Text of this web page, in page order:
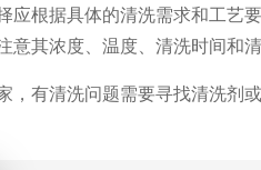
应根据具体的清洗需求和工艺
意其浓度、温度、清洗时间和
，有清洗问题需要寻找清洗剂